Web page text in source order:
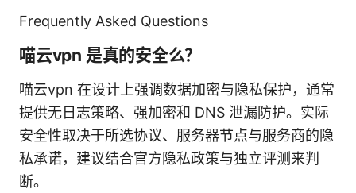
Frequently Asked Questions
喵云vpn 是真的安全么？
喵云vpn 在设计上强调数据加密与隐私保护，通常
提供无日志策略、强加密和 DNS 泄漏防护。实际
安全性取决于所选协议、服务器节点与服务商的隐
私承诺，建议结合官方隐私政策与独立评测来判
断。